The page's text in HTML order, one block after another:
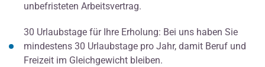
unbefristeten Arbeitsvertrag.
30 Urlaubstage für Ihre Erholung: Bei uns haben Sie
mindestens 30 Urlaubstage pro Jahr, damit Beruf und
Freizeit im Gleichgewicht bleiben.